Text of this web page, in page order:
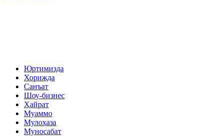
Юртимизда
Хорижда
Санъат
Шоу-бизнес
Ҳайрат
Муаммо
Мулоҳаза
Муносабат